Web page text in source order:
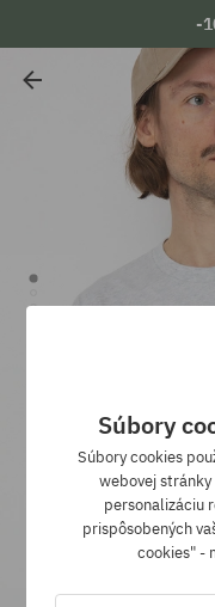
-
Súbory
Súbory cookies
webovej stránky
personalizáciu
prispôsobených
cookies" -